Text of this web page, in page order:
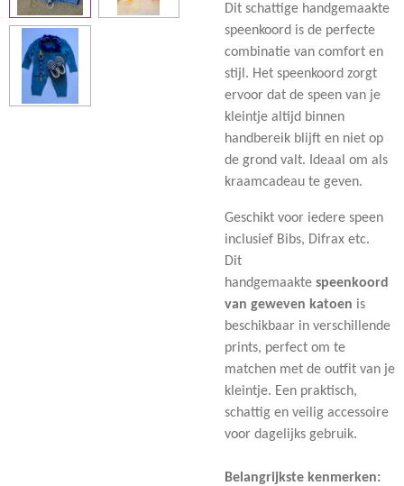
Dit schattige handgemaakte
speenkoord is de perfecte
combinatie van comfort en
stijl. Het speenkoord zorgt
ervoor dat de speen van je
kleintje altijd binnen
handbereik blijft en niet op
de grond valt. Ideaal om als
kraamcadeau te geven.
Geschikt voor iedere speen
inclusief Bibs, Difrax etc.
Dit
handgemaakte speenkoord
van geweven katoen is
beschikbaar in verschillende
prints, perfect om te
matchen met de outfit van je
kleintje. Een praktisch,
schattig en veilig accessoire
voor dagelijks gebruik.
Belangrijkste kenmerken: